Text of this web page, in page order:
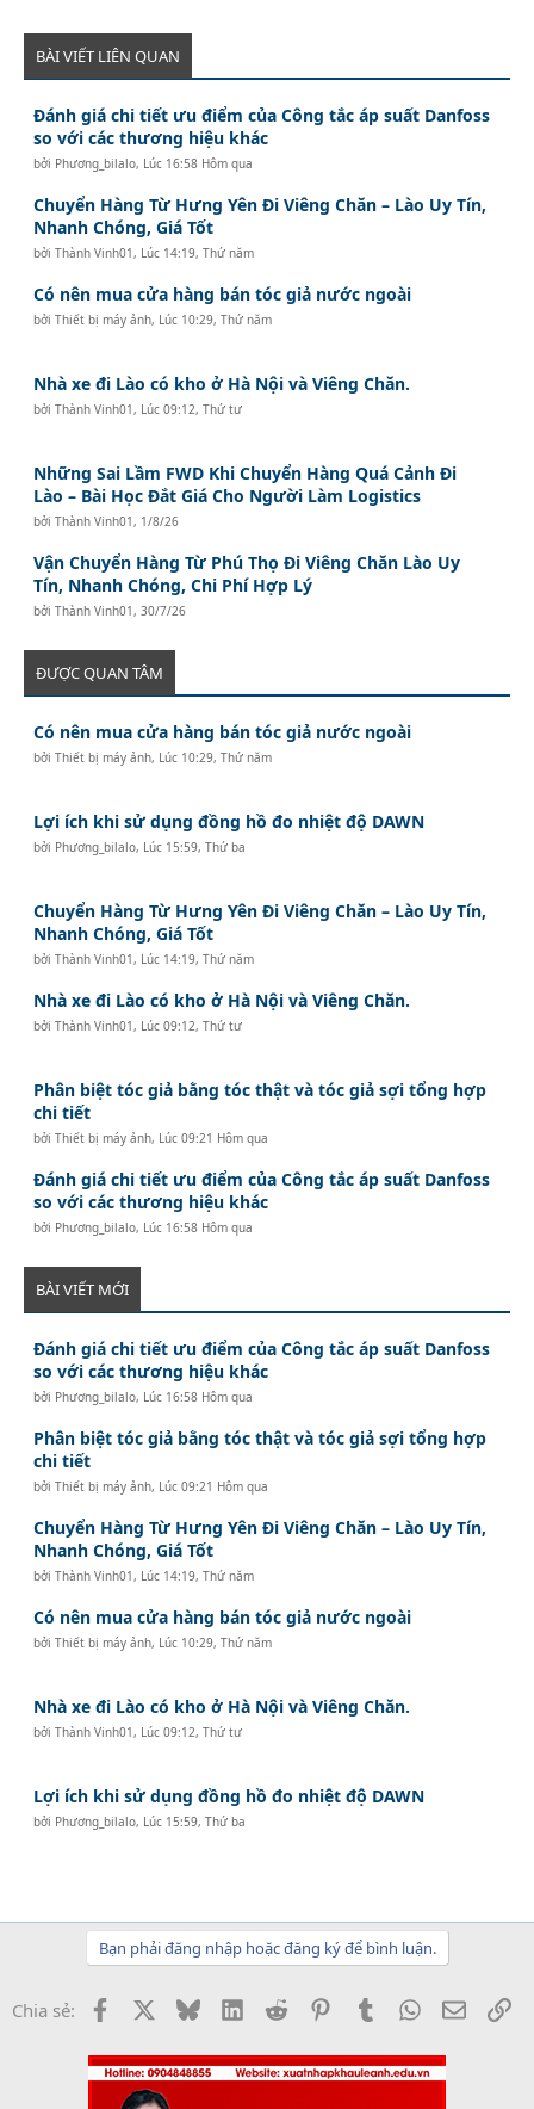
BÀI VIẾT LIÊN QUAN
Đánh giá chi tiết ưu điểm của Công tắc áp suất Danfoss
so với các thương hiệu khác
bởi Phương_bilalo, Lúc 16:58 Hôm qua
Chuyển Hàng Từ Hưng Yên Đi Viêng Chăn – Lào Uy Tín,
Nhanh Chóng, Giá Tốt
bởiThành Vinh01 , Lúc 14:19, Thứ năm
Có nên mua cửa hàng bán tóc giả nước ngoài
bởiThiết bị máy ảnh, Lúc 10:29, Thứ năm
Nhà xe đi Lào có kho ở Hà Nội và Viêng Chăn.
bởiThành Vinh01 , Lúc 09:12, Thứ tư
Những Sai Lầm FWD Khi Chuyển Hàng Quá Cảnh Đi
Lào – Bài Học Đắt Giá Cho Người Làm Logistics
bởiThành Vinh01 , 1/8/26
Vận Chuyển Hàng Từ Phú Thọ Đi Viêng Chăn Lào Uy
Tín, Nhanh Chóng, Chi Phí Hợp Lý
bởiThành Vinh01 ,30/7/26
ĐƯỢC QUAN TÂM
Có nên mua cửa hàng bán tóc giả nước ngoài
bởiThiết bị máy ảnh, Lúc 10:29, Thứ năm
Lợi ích khi sử dụng đồng hồ đo nhiệt độ DAWN
bởi Phương_bilalo, Lúc 15:59, Thứ ba
Chuyển Hàng Từ Hưng Yên Đi Viêng Chăn – Lào Uy Tín,
Nhanh Chóng, Giá Tốt
bởiThành Vinh01 , Lúc 14:19, Thứ năm
Nhà xe đi Lào có kho ở Hà Nội và Viêng Chăn.
bởiThành Vinh01 , Lúc 09:12, Thứ tư
Phân biệt tóc giả bằng tóc thật và tóc giả sợi tổng hợp
chi tiết
bởiThiết bị máy ảnh, Lúc 09:21 Hôm qua
Đánh giá chi tiết ưu điểm của Công tắc áp suất Danfoss
so với các thương hiệu khác
bởi Phương_bilalo, Lúc 16:58 Hôm qua
BÀI VIẾT MỚI
Đánh giá chi tiết ưu điểm của Công tắc áp suất Danfoss
so với các thương hiệu khác
bởi Phương_bilalo, Lúc 16:58 Hôm qua
Phân biệt tóc giả bằng tóc thật và tóc giả sợi tổng hợp
chi tiết
bởiThiết bị máy ảnh, Lúc 09:21 Hôm qua
Chuyển Hàng Từ Hưng Yên Đi Viêng Chăn – Lào Uy Tín,
Nhanh Chóng, Giá Tốt
bởiThành Vinh01 , Lúc 14:19, Thứ năm
Có nên mua cửa hàng bán tóc giả nước ngoài
bởiThiết bị máy ảnh, Lúc 10:29, Thứ năm
Nhà xe đi Lào có kho ở Hà Nội và Viêng Chăn.
bởiThành Vinh01 , Lúc 09:12, Thứ tư
Lợi ích khi sử dụng đồng hồ đo nhiệt độ DAWN
bởi Phương_bilalo, Lúc 15:59, Thứ ba
Bạn phải đăng nhập hoặc đăng ký để bình luận.
Chia sẻ: Facebook BlueskyLinkedInReddit PinterestTumblrWhatsApp
Email